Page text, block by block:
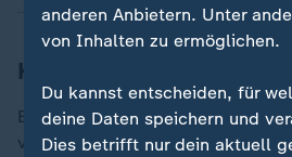
Kartons und Klopapier
Erste Projekte von "toMOORow"
vergangenen November hatte
anderen Anbietern. Unter
von Inhalten zu ermöglichen.
Du kannst entscheiden, für
deine Daten speichern und
Dies betrifft nur dein aktuell